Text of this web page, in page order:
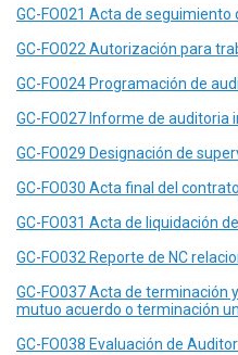
GC-FO021 Acta de seguimiento
GC-FO022 Autorización para
GC-FO024 Programación de
GC-FO027 Informe de auditoria
GC-FO029 Designación de
GC-FO030 Acta final del contrato
GC-FO031 Acta de liquidación
GC-FO032 Reporte de NC
GC-FO037 Acta de terminación
mutuo acuerdo o terminación
GC-FO038 Evaluación de